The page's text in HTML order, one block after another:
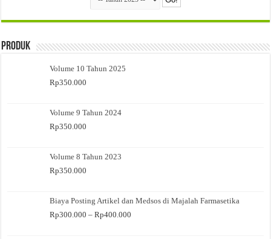
Produk
Volume 10 Tahun 2025
Rp350.000
Volume 9 Tahun 2024
Rp350.000
Volume 8 Tahun 2023
Rp350.000
Biaya Posting Artikel dan Medsos di Majalah Farmasetika
Rp300.000 – Rp400.000